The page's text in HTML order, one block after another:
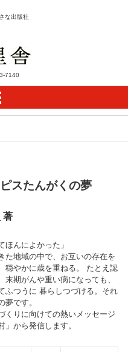
ージ
な出版社
7140
スたんがくの夢
著
ほんによかった」
た地域の中で、お互いの存在を
穏やかに歳を重ねる。 たとえ認
末期がんや重い病になっても、
ふつうに 暮らしつづける。それ
夢です。
くりに向けての熱いメッセージ
」から発信します。